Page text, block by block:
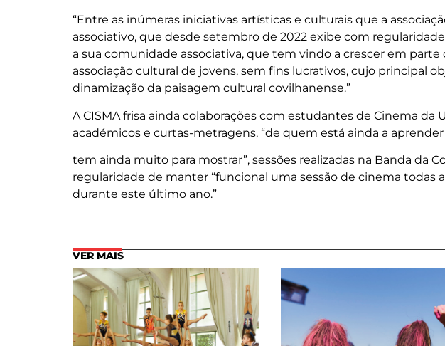
“Entre as inúmeras iniciativas artísticas e culturais que a
associativo, que desde setembro de 2022 exibe com
a sua comunidade associativa, que tem vindo a crescer em parte
associação cultural de jovens, sem fins lucrativos, cujo principal
dinamização da paisagem cultural covilhanense.”
A CISMA frisa ainda colaborações com estudantes de Cinema da
académicos e curtas-metragens, “de quem está ainda a
tem ainda muito para mostrar”, sessões realizadas na Banda da
regularidade de manter “funcional uma sessão de cinema todas
durante este último ano.”
VER MAIS